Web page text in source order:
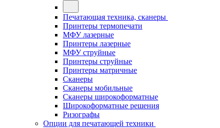
Печатающая техника, сканеры
Принтеры термопечати
МФУ лазерные
Принтеры лазерные
МФУ струйные
Принтеры струйные
Принтеры матричные
Сканеры
Сканеры мобильные
Сканеры широкоформатные
Широкоформатные решения
Ризографы
Опции для печатающей техники